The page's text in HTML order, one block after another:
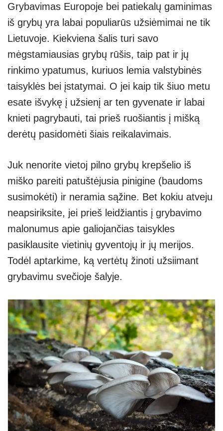
at
s
A
p
p
p
e
e
gr
a
m
er ss
e
n
g
er
ar
e
Grybavimas Europoje bei patiekalų gaminimas
iš grybų yra labai populiarūs užsiėmimai ne tik
Lietuvoje. Kiekviena šalis turi savo
mėgstamiausias grybų rūšis, taip pat ir jų
rinkimo ypatumus, kuriuos lemia valstybinės
taisyklės bei įstatymai. O jei kaip tik šiuo metu
esate išvykę į užsienį ar ten gyvenate ir labai
knieti pagrybauti, tai prieš ruošiantis į mišką
derėtų pasidomėti šiais reikalavimais.
Juk nenorite vietoj pilno grybų krepšelio iš
miško pareiti patuštėjusia pinigine (baudoms
susimokėti) ir neramia sąžine. Bet kokiu atveju
neapsiriksite, jei prieš leidžiantis į grybavimo
malonumus apie galiojančias taisykles
pasiklausite vietinių gyventojų ir jų merijos.
Todėl aptarkime, ką vertėtų žinoti užsiimant
grybavimu svečioje šalyje.